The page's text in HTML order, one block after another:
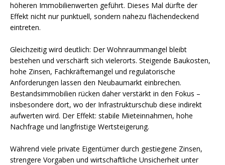
höheren Immobilienwerten geführt. Dieses Mal dürfte der
Effekt nicht nur punktuell, sondern nahezu flächendeckend
eintreten.
Gleichzeitig wird deutlich: Der Wohnraummangel bleibt
bestehen und verschärft sich vielerorts. Steigende Baukosten,
hohe Zinsen, Fachkräftemangel und regulatorische
Anforderungen lassen den Neubaumarkt einbrechen.
Bestandsimmobilien rücken daher verstärkt in den Fokus –
insbesondere dort, wo der Infrastrukturschub diese indirekt
aufwerten wird. Der Effekt: stabile Mieteinnahmen, hohe
Nachfrage und langfristige Wertsteigerung.
Während viele private Eigentümer durch gestiegene Zinsen,
strengere Vorgaben und wirtschaftliche Unsicherheit unter